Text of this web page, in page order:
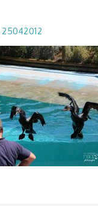
25042012